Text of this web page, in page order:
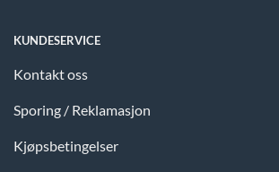
KUNDESERVICE
Kontakt oss
Sporing / Reklamasjon
Kjøpsbetingelser